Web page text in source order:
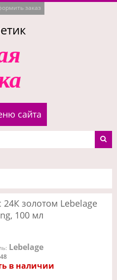
заказ
сайта
золотом Lebelage
100 мл
: Lebelage
в наличии